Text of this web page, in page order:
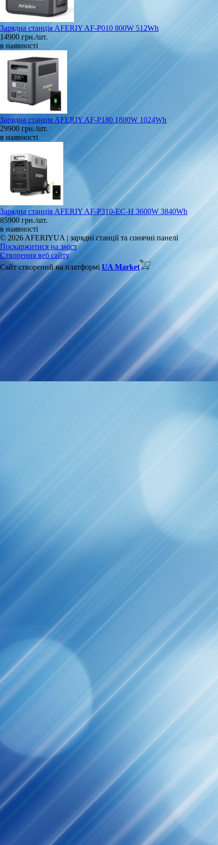
Зарядна станція AFERIY AF-P010 800W 512Wh
14900 грн./шт.
в наявності
Зарядна станція AFERIY AF-P180 1800W 1024Wh
29900 грн./шт.
в наявності
Зарядна станція AFERIY AF-P310-EC-H 3600W 3840Wh
85900 грн./шт.
в наявності
© 2026 AFERIYUA | зарядні станції та сонячні панелі
Поскаржитися на зміст
Створення веб сайту
Сайт створений на платформі UA Market